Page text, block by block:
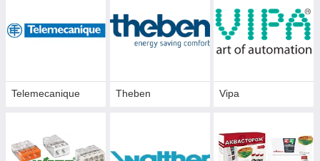
Telemecanique Theben Vipa